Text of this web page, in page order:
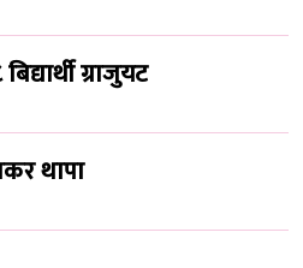
ग्राजुयट
थापा